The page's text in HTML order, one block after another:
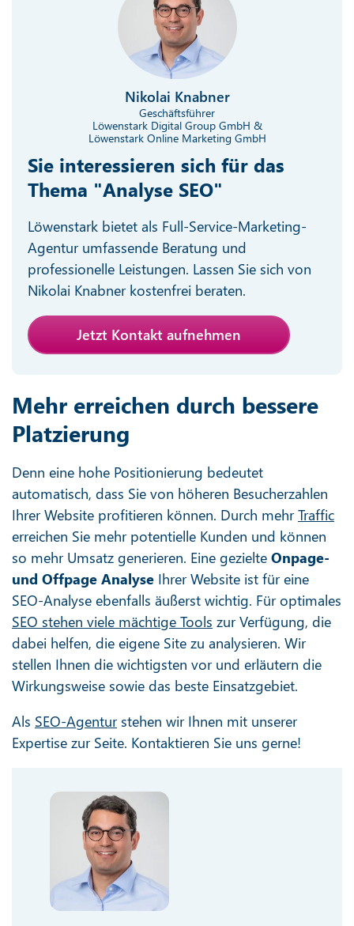
Nikolai Knabner
Geschäftsführer
Löwenstark Digital Group GmbH &
Löwenstark Online Marketing GmbH
Sie interessieren sich für das
Thema "Analyse SEO"
Löwenstark bietet als Full-Service-Marketing-
Agentur umfassende Beratung und
professionelle Leistungen. Lassen Sie sich von
Nikolai Knabner kostenfrei beraten.
Jetzt Kontakt aufnehmen
Mehr erreichen durch bessere
Platzierung
Denn eine hohe Positionierung bedeutet
automatisch, dass Sie von höheren Besucherzahlen
Ihrer Website profitieren können. Durch mehrTraffic
erreichen Sie mehr potentielle Kunden und können
so mehr Umsatz generieren. Eine gezielte Onpage-
und Offpage Analyse Ihrer Website ist für eine
SEO-Analyse ebenfalls äußerst wichtig. Für optimales
SEO stehen viele mächtige Tools zur Verfügung, die
dabei helfen, die eigene Site zu analysieren. Wir
stellen Ihnen die wichtigsten vor und erläutern die
Wirkungsweise sowie das beste Einsatzgebiet.
Als SEO-Agenturstehen wir Ihnen mit unserer
Expertise zur Seite. Kontaktieren Sie uns gerne!